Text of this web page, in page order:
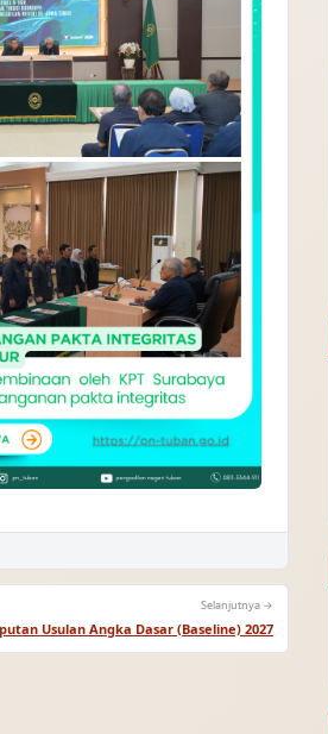
Selanjutnya →
Usulan Angka Dasar (Baseline) 2027